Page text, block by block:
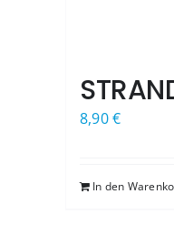
8,90€
In den